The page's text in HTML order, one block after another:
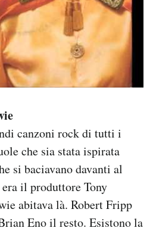
canzoni rock di tutti i
che sia stata ispirata
si baciavano davanti al
il produttore Tony
abitava là. Robert Fripp
Eno il resto. Esistono la